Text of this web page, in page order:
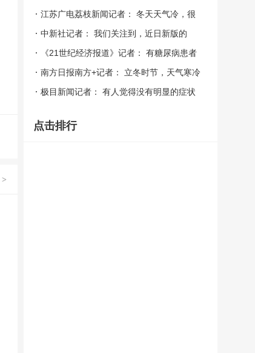
>
江苏广电荔枝新闻记者： 冬天天气冷，很
多老人担心孩子受凉感冒，会给他穿很多很
多层衣服，他觉得可能越保暖越好。请问从
中医的角度来看，这种保暖的方式是不是可
取？谢谢。
中新社记者： 我们关注到，近日新版的
《传染病消毒规范》国家标准公布，请问专
家，在日常生活中我们应该如何科学有效地
消毒。谢谢。
《21世纪经济报道》记者： 有糖尿病患者
觉得，血糖降得越低越好，还有不少人觉
得，糖尿病是老年病，年轻人不会得，平时
对于这些专家有什么建议？
南方日报南方+记者： 立冬时节，天气寒冷
干燥，肺部功能会受到一定的影响，请问慢
法呢？
极目新闻记者： 有人觉得没有明显的症状
只是呼吸病，和高血压、糖尿病、心脏病等
点击排行